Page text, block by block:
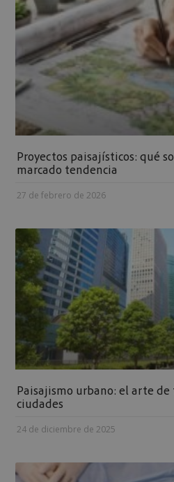
Proyectos paisajísticos: qué
marcado tendencia
27 de febrero de 2026
Paisajismo urbano: el arte
ciudades
24 de diciembre de 2025